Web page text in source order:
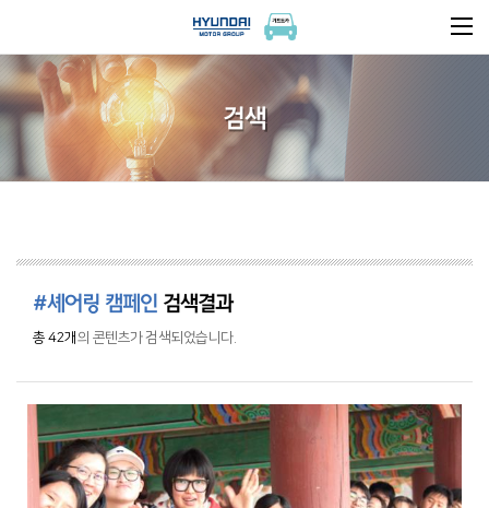
검색
#셰어링 캠페인 검색결과
총 42개 의 콘텐츠가 검색되었습니다.